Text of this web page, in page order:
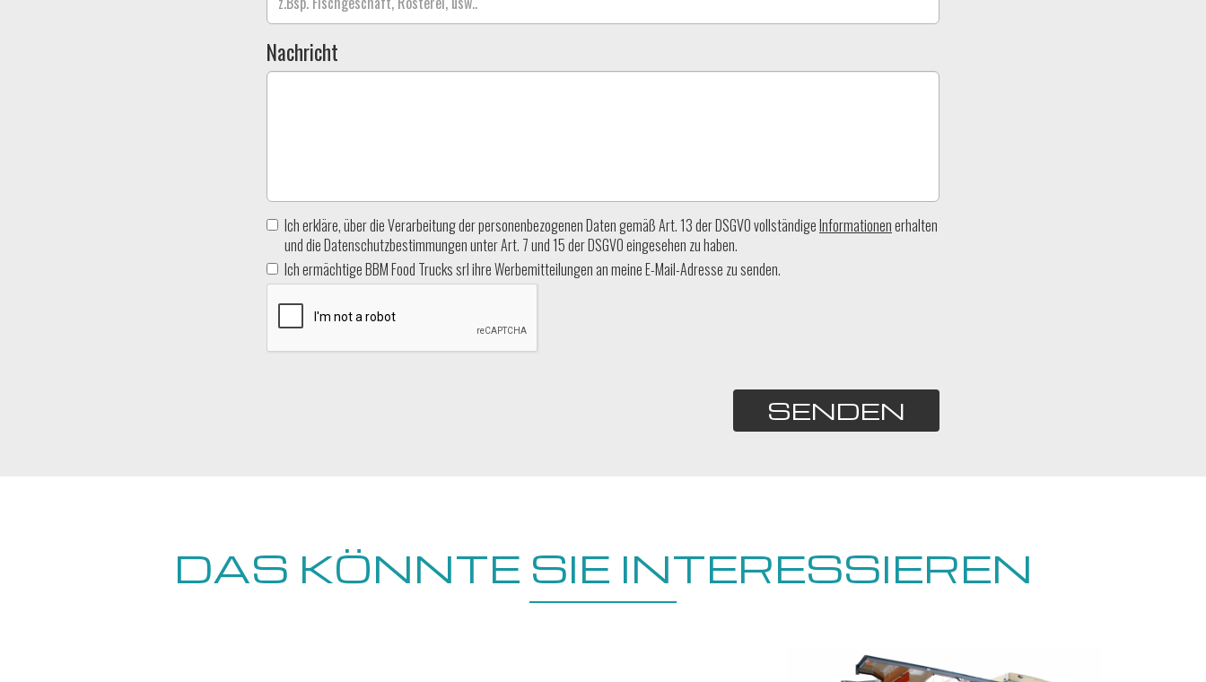
Nachricht
Ich erkläre, über die Verarbeitung der personenbezogenen Daten gemäß Art. 13 der DSGVO vollständigeInformationenerhalten
und die Datenschutzbestimmungen unter Art. 7 und 15 der DSGVO eingesehen zu haben.
Ich ermächtige BBM Food Trucks srl ihre Werbemitteilungen an meine E-Mail-Adresse zu senden.
SENDEN
DAS KÖNNTE SIE INTERESSIEREN